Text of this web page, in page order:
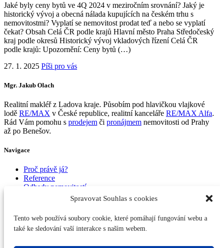
Spravovat Souhlas s cookies
Tento web používá soubory cookie, které pomáhají fungování webu a
také ke sledování vaší interakce s naším webem.
Jaké byly ceny bytů ve 4Q 2024 v meziročním srovnání? Jaký je
historický vývoj a obecná nálada kupujících na českém trhu s
nemovitostmi? Vyplatí se nemovitost prodat teď a nebo se vyplatí
čekat? Obsah Celá ČR podle krajů Hlavní město Praha Středočeský
kraj podle okresů Historický vývoj vkladových řízení Celá ČR
podle krajů: Upozornění: Ceny bytů (…)
27. 1. 2025 Píši pro vás
Mgr. Jakub Olach
Realitní makléř z Ladova kraje. Působím pod hlavičkou vlajkové
lodě RE/MAX v České republice, realitní kanceláře RE/MAX Alfa.
Rád Vám pomohu s prodejem či pronájmem nemovitosti od Prahy
až po Benešov.
Navigace
Proč právě já?
Reference
Odhady nemovitostí
Prodej nemovitostí
Pronájem nemovitostí
Kontakt